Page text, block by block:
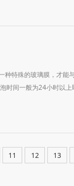
种特殊的玻璃膜，才能
时间一般为24小时以上
11 12 13